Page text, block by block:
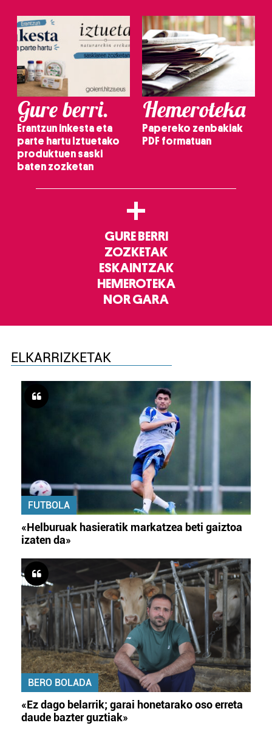
Gure berri.
Erantzun inkesta eta
parte hartu Iztuetako
produktuen saski
baten zozketan
Hemeroteka
Papereko zenbakiak
PDF formatuan
+
GURE BERRI
ZOZKETAK
ESKAINTZAK
HEMEROTEKA
NOR GARA
ELKARRIZKETAK
FUTBOLA
«Helburuak hasieratik markatzea beti gaiztoa
izaten da»
BERO BOLADA
«Ez dago belarrik; garai honetarako oso erreta
daude bazter guztiak»